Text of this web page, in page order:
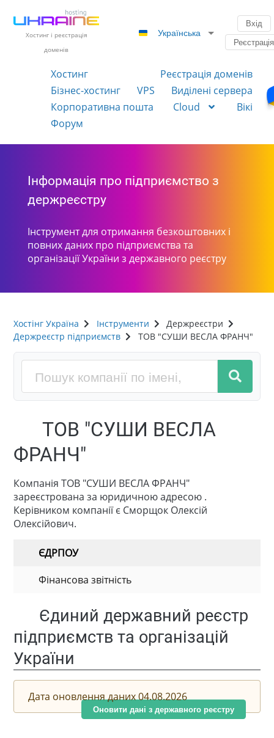
Хостинг і реєстрація
доменів
Українська
Вхід
Реєстрація
Хостинг
Реєстрація доменів
Бізнес-хостинг
VPS
Виділені сервера
Корпоративна пошта
Cloud
Вікі
Форум
Інформація про підприємство з
держреєстру
Інструмент для отримання безкоштовних і
повних даних про підприємства та
організації України з державного реєстру
Хостінг Україна Інструменти
Держреєстри
Держреєстр підприємств
ТОВ "СУШИ ВЕСЛА ФРАНЧ"
ТОВ "СУШИ ВЕСЛА
ФРАНЧ"
Компанія ТОВ "СУШИ ВЕСЛА ФРАНЧ"
зареєстрована за юридичною адресою .
Керівником компанії є Сморщок Олексій
Олексійович.
ЄДРПОУ
Фінансова звітність
Єдиний державний реєстр
підприємств та організацій
України
Дата оновлення даних 04.08.2026
Оновити дані з державного реєстру